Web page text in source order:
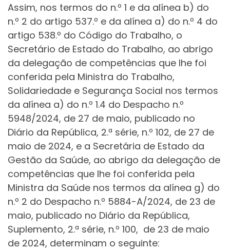
Assim, nos termos do n.º 1 e da alínea b) do
n.º 2 do artigo 537.º e da alínea a) do n.º 4 do
artigo 538.º do Código do Trabalho, o
Secretário de Estado do Trabalho, ao abrigo
da delegação de competências que lhe foi
conferida pela Ministra do Trabalho,
Solidariedade e Segurança Social nos termos
da alínea a) do n.º 1.4 do Despacho n.º
5948/2024, de 27 de maio, publicado no
Diário da República, 2.ª série, n.º 102, de 27 de
maio de 2024, e a Secretária de Estado da
Gestão da Saúde, ao abrigo da delegação de
competências que lhe foi conferida pela
Ministra da Saúde nos termos da alínea g) do
n.º 2 do Despacho n.º 5884-A/2024, de 23 de
maio, publicado no Diário da República,
Suplemento, 2.ª série, n.º 100, de 23 de maio
de 2024, determinam o seguinte: